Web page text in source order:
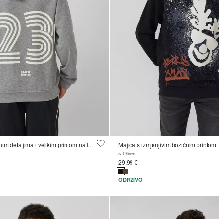
Hoodie s kontrastnim detaljima i velikim printom na leđima Majica s izmjenjivim božićnim printom
s.Oliver
29,99 €
ODRŽIVO